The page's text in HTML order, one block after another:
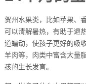
贺州水果类，比如苹果、
可以清解暑热，有助于退
道蠕动，使孩子更好的吸
羊肉等，肉类中富含大量
孩的生长发育。